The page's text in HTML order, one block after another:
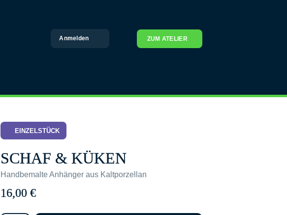
Anmelden ZUM ATELIER
EINZELSTÜCK
SCHAF & KÜKEN
Handbemalte Anhänger aus Kaltporzellan
16,00 €